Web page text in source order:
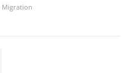
Migration